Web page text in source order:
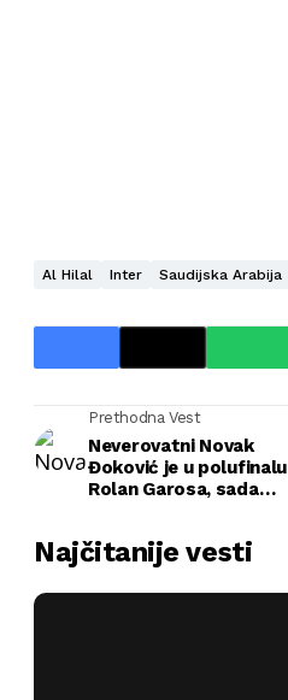
Al Hilal Inter Saudijska Arabija
Prethodna Vest
Neverovatni Novak
Đoković je u polufinalu
Rolan Garosa, sada
Najčitanije vesti